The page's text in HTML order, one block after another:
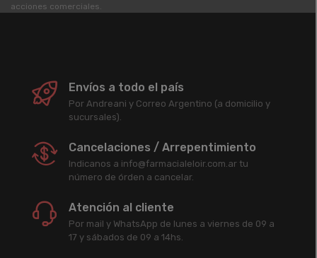
acciones comerciales.
Envíos a todo el país
Por Andreani y Correo Argentino (a domicilio y
sucursales).
Cancelaciones / Arrepentimiento
Indicanos a info@farmacialeloir.com.ar tu
número de órden a cancelar.
Atención al cliente
Por mail y WhatsApp de lunes a viernes de 09 a
17 y sábados de 09 a 14hs.